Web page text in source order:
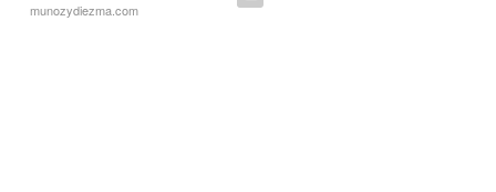
munozydiezma.com